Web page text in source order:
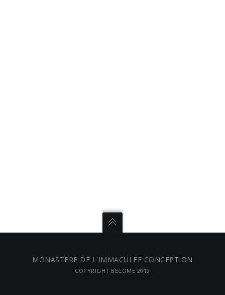
MONASTERE DE L'IMMACULEE CONCEPTION
COPYRIGHT BECOME 2019